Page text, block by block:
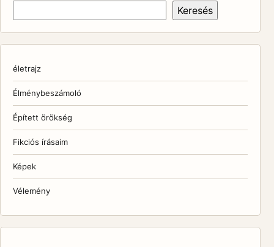
Keresés
életrajz
Élménybeszámoló
Épített örökség
Fikciós írásaim
Képek
Vélemény